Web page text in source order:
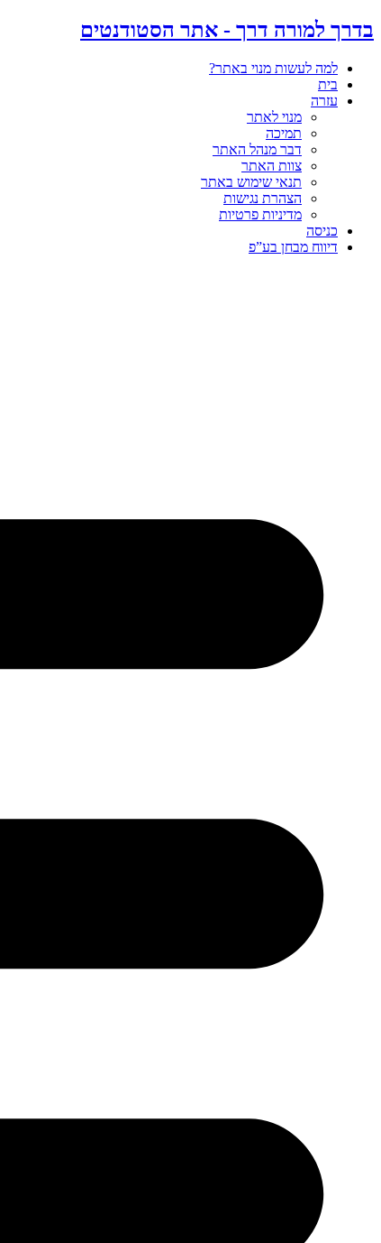
דלג
לתוכן
בדרך למורה דרך - אתר הסטודנטים
למה לעשות מנוי באתר?
בית
עזרה
מנוי לאתר
תמיכה
דבר מנהל האתר
צוות האתר
תנאי שימוש באתר
הצהרת נגישות
מדיניות פרטיות
כניסה
דיווח מבחן בע”פ